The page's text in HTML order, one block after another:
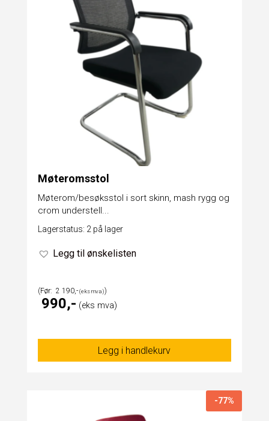
Møteromsstol
Møterom/besøksstol i sort skinn, mash rygg og
crom understell...
Lagerstatus: 2 på lager
Legg til ønskelisten
2 190
990
Legg i handlekurv
-77%